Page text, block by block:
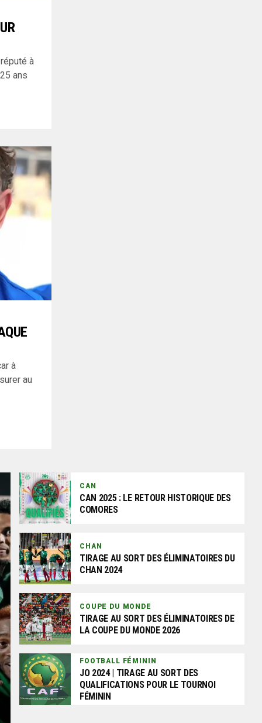
à
ans
à
au
CAN
CAN 2025 : LE RETOUR HISTORIQUE DES
COMORES
CHAN
TIRAGE AU SORT DES ÉLIMINATOIRES DU
CHAN 2024
COUPE DU MONDE
TIRAGE AU SORT DES ÉLIMINATOIRES DE
LA COUPE DU MONDE 2026
FOOTBALL FÉMININ
JO 2024 | TIRAGE AU SORT DES
QUALIFICATIONS POUR LE TOURNOI
FÉMININ